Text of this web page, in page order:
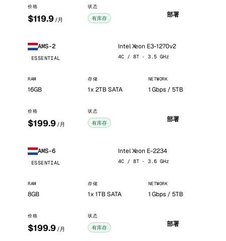
价格
$119.9 /月
状态
有库存 部署
AMS-2
ESSENTIAL
Intel Xeon E3-1270v2
4C / 8T · 3.5 GHz
RAM
16GB
存储
1x 2TB SATA
NETWORK
1 Gbps / 5TB
价格
$199.9 /月
状态
有库存 部署
AMS-6
ESSENTIAL
Intel Xeon E-2234
4C / 8T · 3.6 GHz
RAM
8GB
存储
1x 1TB SATA
NETWORK
1 Gbps / 5TB
价格
$199.9 /月
状态
有库存 部署